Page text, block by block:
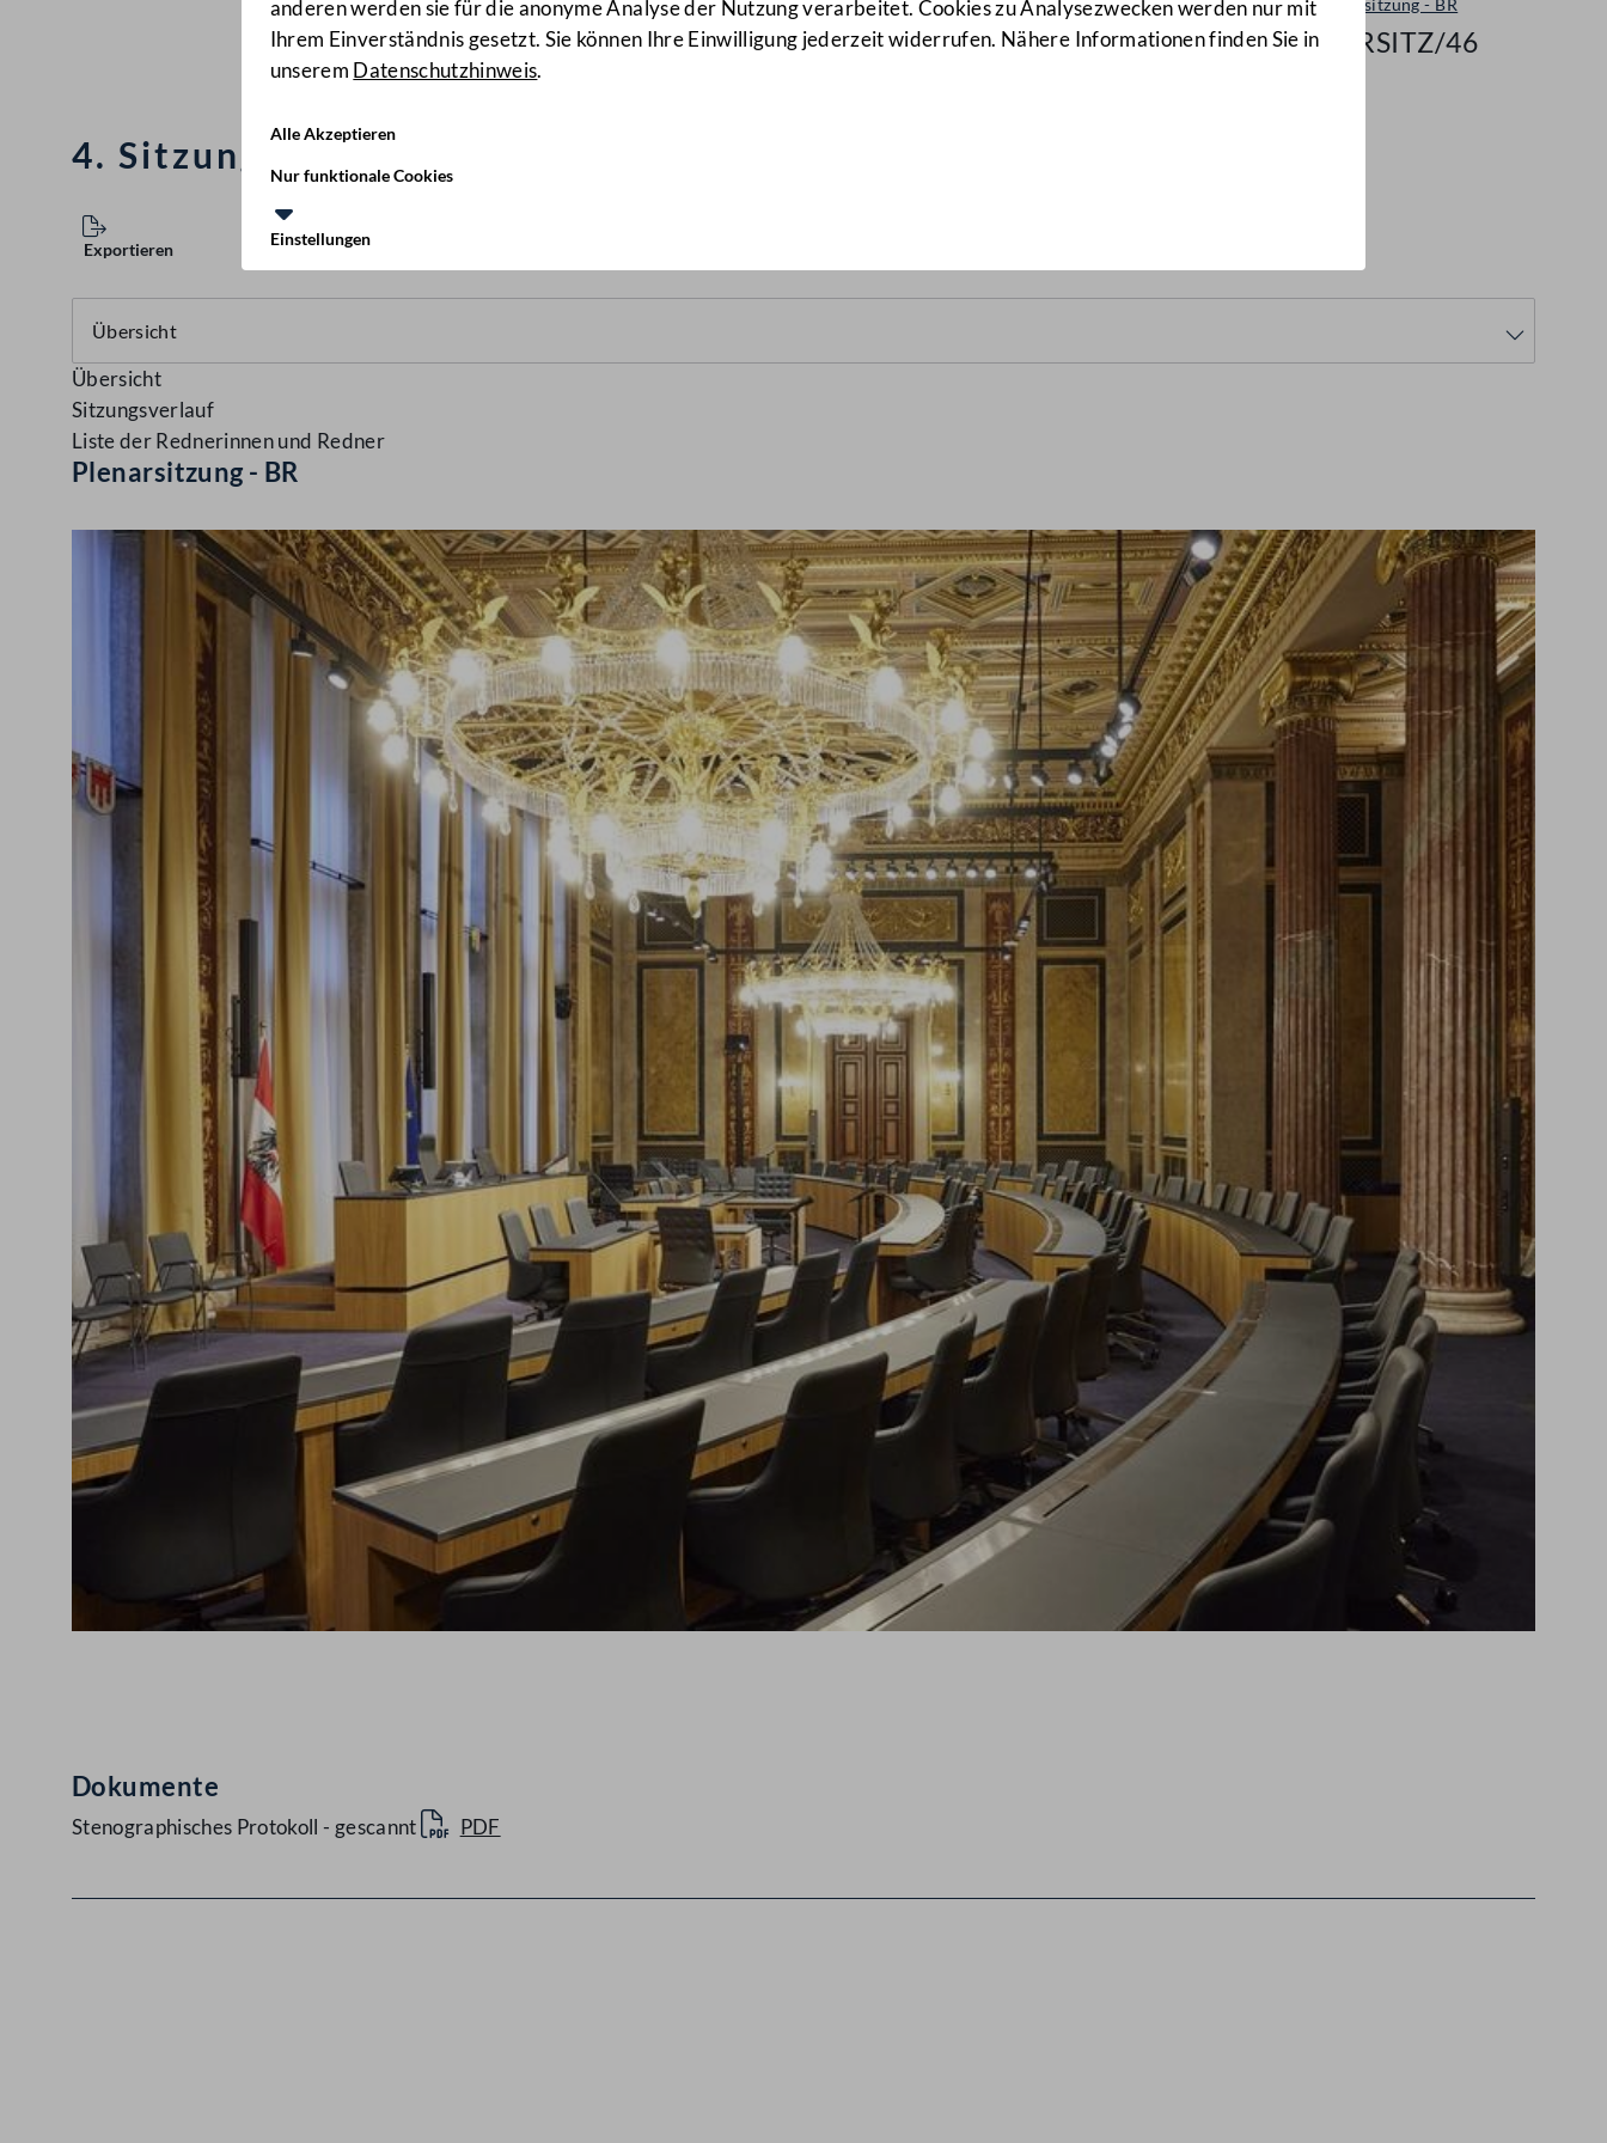
anderen werden sie für die anonyme Analyse der Nutzung verarbeitet. Cookies zu Analysezwecken werden nur mit
Ihrem Einverständnis gesetzt. Sie können Ihre Einwilligung jederzeit widerrufen. Nähere Informationen finden Sie in
unserem Datenschutzhinweis.
Alle Akzeptieren
Nur funktionale Cookies
Einstellungen
Plenarsitzung - BR
4/BRSITZ/46
4. Sitzung des Bundesrats vom 31. Jänner 1946
Exportieren
Übersicht
Sitzungsverlauf
Liste der Rednerinnen und Redner
Plenarsitzung - BR
Dokumente
Stenographisches Protokoll - gescannt PDF